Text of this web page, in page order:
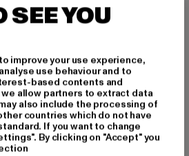
blk/red
100% Baumwolle
Agency GmbH & Co. KG |
SEE YOU
improve your use experience,
use behaviour and to
based contents and
allow partners to extract data
also include the processing of
countries which do not have
If you want to change
By clicking on "Accept" you